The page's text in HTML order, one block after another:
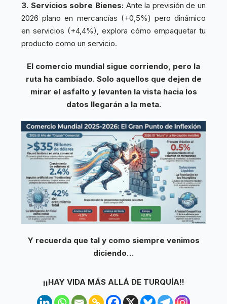
3. Servicios sobre Bienes:Ante la previsión de un
2026 plano en mercancías (+0,5%) pero dinámico
en servicios (+4,4%), explora cómo empaquetar tu
producto como un servicio.
El comercio mundial sigue corriendo, pero la
ruta ha cambiado. Solo aquellos que dejen de
mirar el asfalto y levanten la vista hacia los
datos llegarán a la meta.
Y recuerda que tal y como siempre venimos
diciendo…
¡¡HAY VIDA MÁS ALLÁ DE TURQUÍA!!